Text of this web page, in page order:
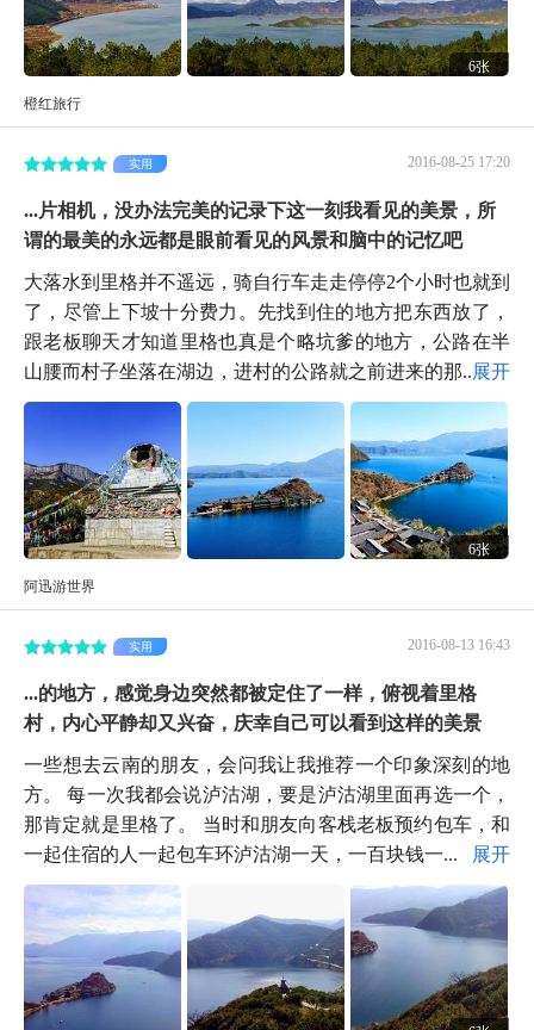
6张
橙红旅行
2016-08-25 17:20
实用
...片相机，没办法完美的记录下这一刻我看见的美景，所
谓的最美的永远都是眼前看见的风景和脑中的记忆吧
大落水到里格并不遥远，骑自行车走走停停2个小时也就到
了，尽管上下坡十分费力。先找到住的地方把东西放了，
跟老板聊天才知道里格也真是个略坑爹的地方，公路在半
山腰而村子坐落在湖边，进村的公路就之前进来的那...展开
6张
阿迅游世界
2016-08-13 16:43
实用
...的地方，感觉身边突然都被定住了一样，俯视着里格
村，内心平静却又兴奋，庆幸自己可以看到这样的美景
一些想去云南的朋友，会问我让我推荐一个印象深刻的地
方。 每一次我都会说泸沽湖，要是泸沽湖里面再选一个，
那肯定就是里格了。 当时和朋友向客栈老板预约包车，和
一起住宿的人一起包车环泸沽湖一天，一百块钱一...
展开